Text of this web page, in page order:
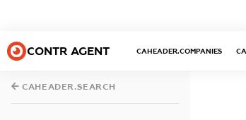
CONTR AGENT CAHEADER.COMPANIES
CAHEADER.SEARCH